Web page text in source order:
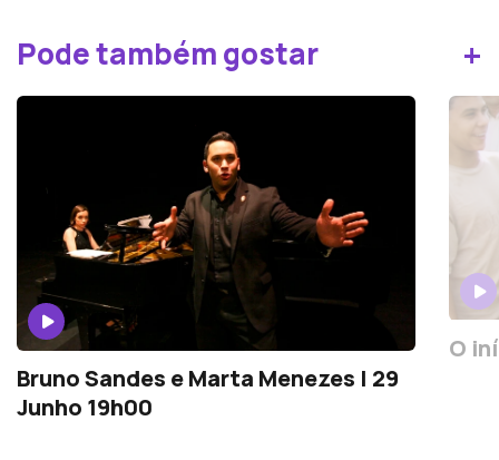
Pode também gostar +
Bruno Sandes e Marta Menezes | 29
Junho 19h00
O